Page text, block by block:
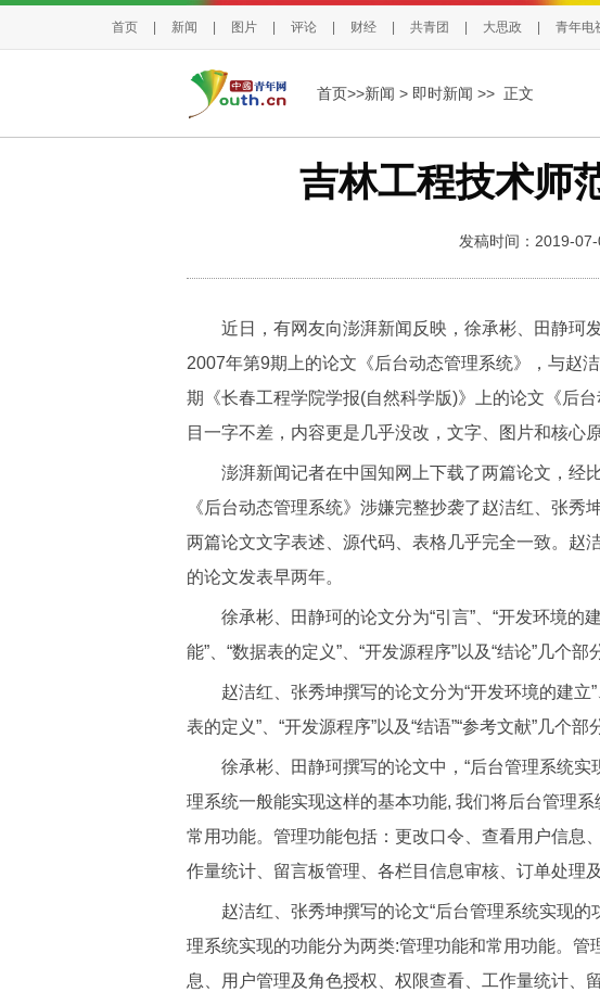
首页 新闻 图片 评论 财经 共青团 大思政 青年电
首页>>新闻 > 即时新闻 >> 正文
吉林工程技术师
发稿时间：2019-
近日，有网友向澎湃新闻反映，徐承彬、田静珂发
2007年第9期上的论文《后台动态管理系统》，与赵
期《长春工程学院学报(自然科学版)》上的论文《后
目一字不差，内容更是几乎没改，文字、图片和核心
澎湃新闻记者在中国知网上下载了两篇论文，经
《后台动态管理系统》涉嫌完整抄袭了赵洁红、张秀
两篇论文文字表述、源代码、表格几乎完全一致。赵
的论文发表早两年。
徐承彬、田静珂的论文分为“引言”、“开发环境的建
能”、“数据表的定义”、“开发源程序”以及“结论”几个部
赵洁红、张秀坤撰写的论文分为“开发环境的建立”
表的定义”、“开发源程序”以及“结语”“参考文献”几个部
徐承彬、田静珂撰写的论文中，“后台管理系统实
理系统一般能实现这样的基本功能, 我们将后台管理
常用功能。管理功能包括：更改口令、查看用户信息
作量统计、留言板管理、各栏目信息审核、订单处理
赵洁红、张秀坤撰写的论文“后台管理系统实现的
理系统实现的功能分为两类:管理功能和常用功能。管
息、用户管理及角色授权、权限查看、工作量统计、